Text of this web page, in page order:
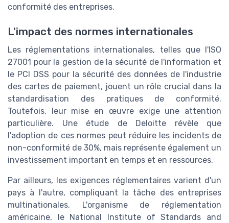
conformité des entreprises.
L'impact des normes internationales
Les réglementations internationales, telles que l'ISO
27001 pour la gestion de la sécurité de l'information et
le PCI DSS pour la sécurité des données de l'industrie
des cartes de paiement, jouent un rôle crucial dans la
standardisation des pratiques de conformité.
Toutefois, leur mise en œuvre exige une attention
particulière. Une étude de Deloitte révèle que
l'adoption de ces normes peut réduire les incidents de
non-conformité de 30%, mais représente également un
investissement important en temps et en ressources.
Par ailleurs, les exigences réglementaires varient d'un
pays à l'autre, compliquant la tâche des entreprises
multinationales. L'organisme de réglementation
américaine, le National Institute of Standards and